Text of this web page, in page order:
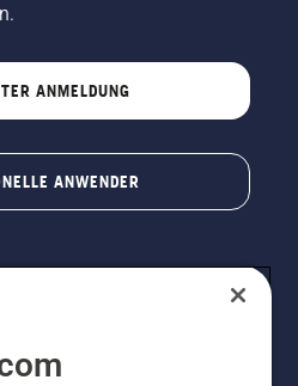
ANMELDUNG
ANWENDER